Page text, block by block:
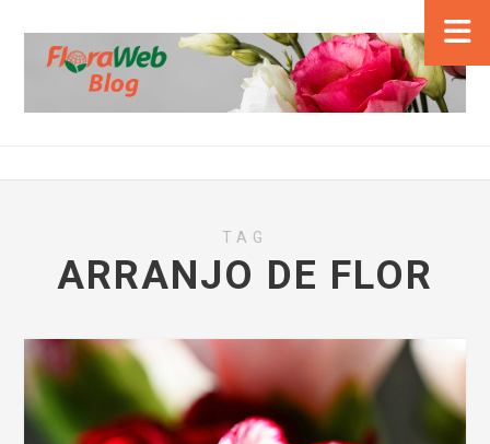
TAG
ARRANJO DE FLOR